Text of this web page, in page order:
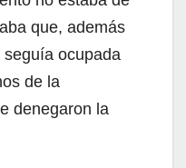
que, además
ocupada
de la
denegaron la